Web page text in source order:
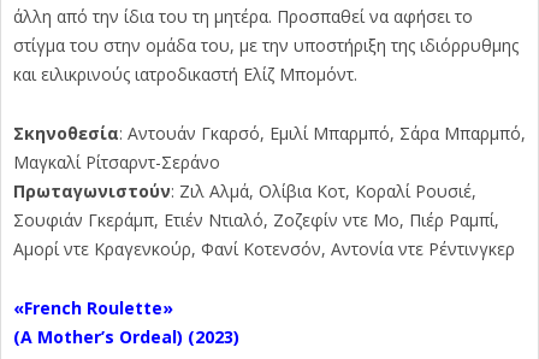
άλλη από την ίδια του τη μητέρα. Προσπαθεί να αφήσει το
στίγμα του στην ομάδα του, με την υποστήριξη της ιδιόρρυθμης
και ειλικρινούς ιατροδικαστή Ελίζ Μπομόντ.
Σκηνοθεσία: Αντουάν Γκαρσό, Εμιλί Μπαρμπό, Σάρα Μπαρμπό,
Μαγκαλί Ρίτσαρντ-Σεράνο
Πρωταγωνιστούν: Ζιλ Αλμά, Ολίβια Κοτ, Κοραλί Ρουσιέ,
Σουφιάν Γκεράμπ, Ετιέν Ντιαλό, Ζοζεφίν ντε Μο, Πιέρ Ραμπί,
Αμορί ντε Κραγενκούρ, Φανί Κοτενσόν, Αντονία ντε Ρέντινγκερ
«French Roulette»
(A Mother’s Ordeal) (2023)